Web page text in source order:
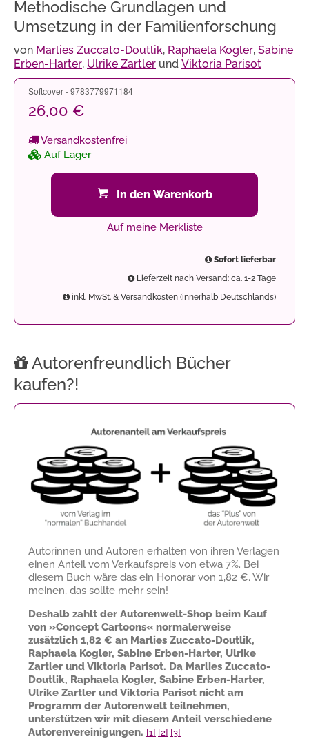
Methodische Grundlagen und
Umsetzung in der Familienforschung
von Marlies Zuccato-Doutlik, Raphaela Kogler, Sabine
Erben-Harter, Ulrike Zartler und Viktoria Parisot
Softcover - 9783779971184
26,00 €
Versandkostenfrei
Auf Lager
In den Warenkorb
Auf meine Merkliste
Sofort lieferbar
Lieferzeit nach Versand: ca. 1-2 Tage
inkl. MwSt. & Versandkosten (innerhalb Deutschlands)
Autorenfreundlich Bücher
kaufen?!
Autorinnen und Autoren erhalten von ihren Verlagen
einen Anteil vom Verkaufspreis von etwa 7%. Bei
diesem Buch wäre das ein Honorar von 1,82 €. Wir
meinen, das sollte mehr sein!
Deshalb zahlt der Autorenwelt-Shop beim Kauf
von »Concept Cartoons« normalerweise
zusätzlich 1,82 € an Marlies Zuccato-Doutlik,
Raphaela Kogler, Sabine Erben-Harter, Ulrike
Zartler und Viktoria Parisot. Da Marlies Zuccato-
Doutlik, Raphaela Kogler, Sabine Erben-Harter,
Ulrike Zartler und Viktoria Parisot nicht am
Programm der Autorenwelt teilnehmen,
unterstützen wir mit diesem Anteil verschiedene
Autorenvereinigungen. [1] [2] [3]